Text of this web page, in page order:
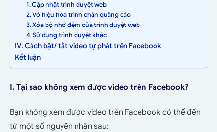
1. Cập nhật trình duyệt web
2. Vô hiệu hóa trình chặn quảng cáo
3. Xóa bộ nhớ đệm của trình duyệt web
4. Sử dụng trình duyệt khác
IV. Cách bật/ tắt video tự phát trên Facebook
Kết luận
I. Tại sao không xem được video trên Facebook?
Bạn không xem được video trên Facebook có thể đến
từ một số nguyên nhân sau: